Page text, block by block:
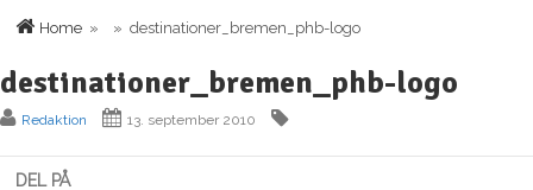
Home » » destinationer_bremen_phb-logo
destinationer_bremen_phb-logo
Redaktion 13. september 2010
DEL PÅ